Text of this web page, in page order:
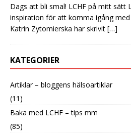
Dags att bli smal! LCHF på mitt sätt
inspiration för att komma igång med
Katrin Zytomierska har skrivit […]
KATEGORIER
Artiklar – bloggens hälsoartiklar
(11)
Baka med LCHF – tips mm
(85)